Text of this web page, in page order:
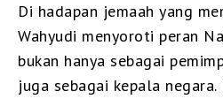
Di hadapan jemaah yang
Wahyudi menyoroti peran
bukan hanya sebagai
juga sebagai kepala